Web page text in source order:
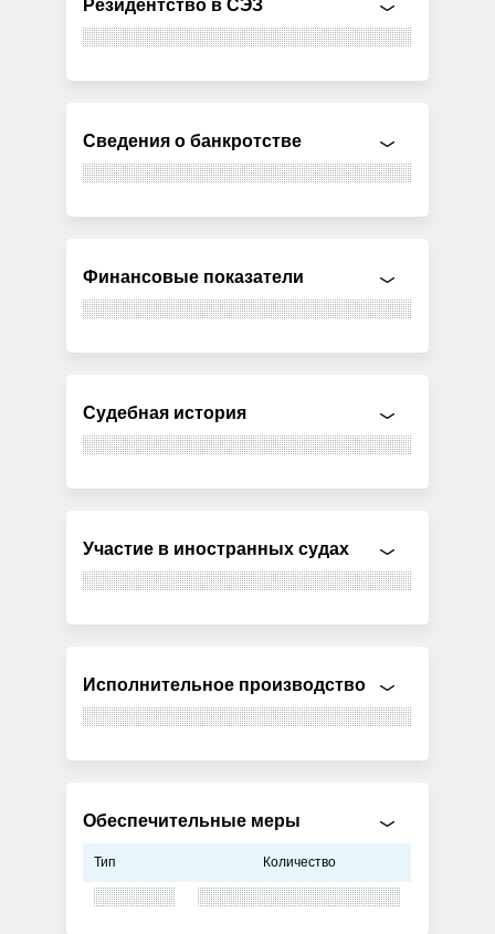
Резидентство в СЭЗ
Сведения о банкротстве
Финансовые показатели
Судебная история
Участие в иностранных судах
Исполнительное производство
Обеспечительные меры
Тип Количество